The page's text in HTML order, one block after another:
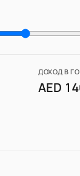
ДОХОД В
AED